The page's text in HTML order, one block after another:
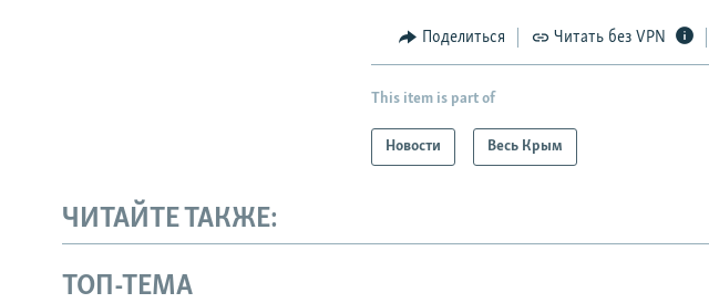
Поделиться Читать без VPN
This item is part of
Новости Весь Крым
ЧИТАЙТЕ ТАКЖЕ:
ТОП-ТЕМА